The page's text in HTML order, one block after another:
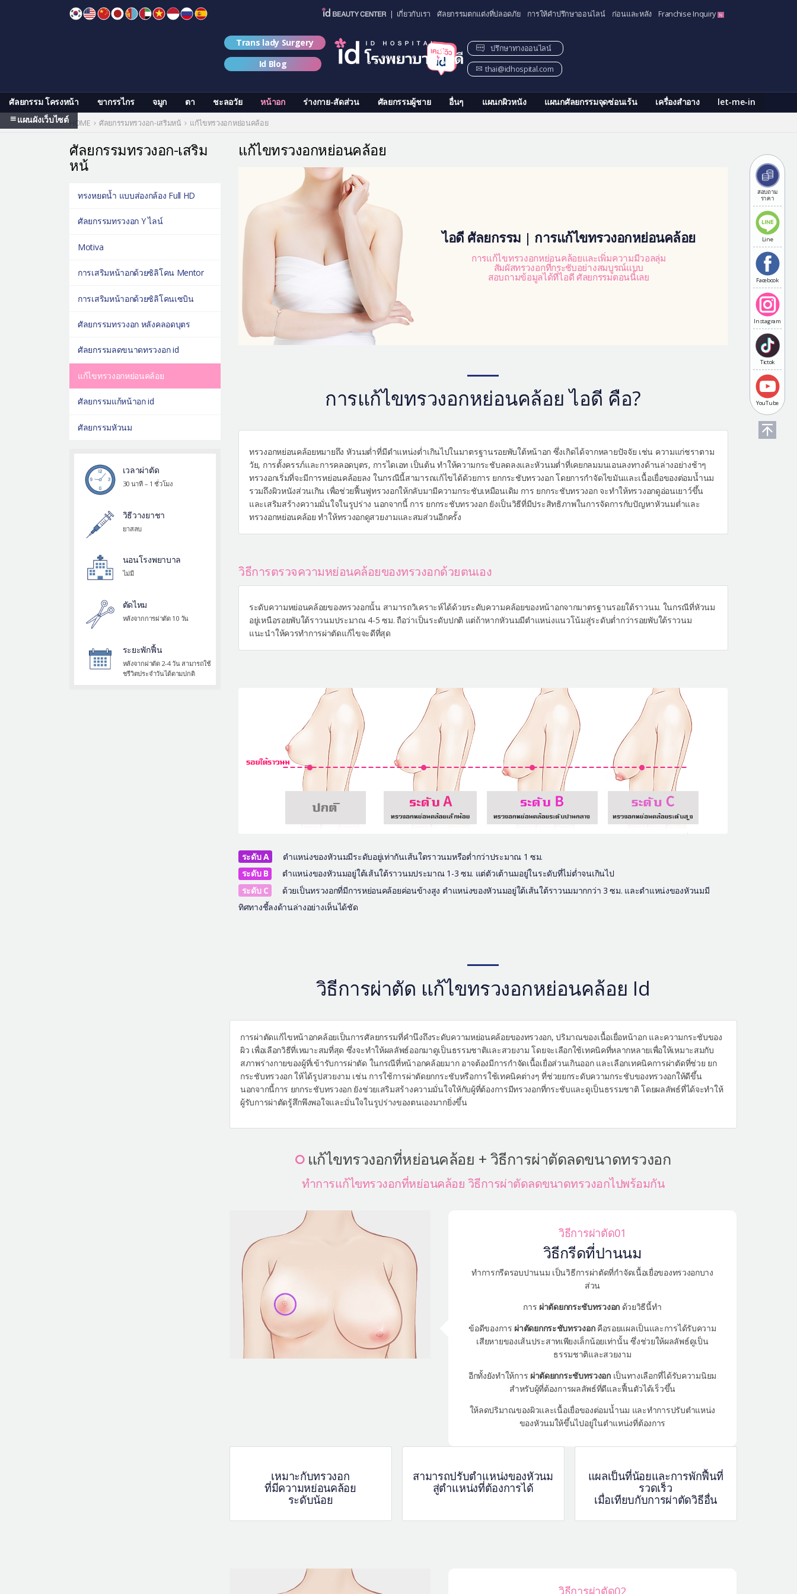
| เกี่ยวกับเรา ศัลยกรรมตกแต่งที่ปลอดภัย การให้คำปรึกษาออนไลน์ ก่อนและหลัง Franchise Inquiry
ศัลยกรรม โครงหน้า ขากรรไกร จมูก ตา ชะลอวัย หน้าอก ร่างกาย-สัดส่วน ศัลยกรรมผู้ชาย อื่นๆ แผนกผิวหนัง แผนกศัลยกรรมจุดซ่อนเร้น เครื่องสำอาง
let-me-in
แผนผังเว็บไซต์
Trans lady Surgery
Id Blog
ปรึกษาทางออนไลน์
thai@idhospital.com
สอบถาม
ราคา
Line
Facebook
Instagram
Tictok
YouTube
HOME ศัลยกรรมทรวงอก-เสริมหน้ แก้ไขทรวงอกหย่อนคล้อย
แก้ไขทรวงอกหย่อนคล้อย
ไอดี ศัลยกรรม | การแก้ไขทรวงอกหย่อนคล้อย
การแก้ไขทรวงอกหย่อนคล้อยและเพิ่มความมีวอลลุ่ม
สัมผัสทรวงอกที่กระชับอย่างสมบูรณ์แบบ
สอบถามข้อมูลได้ที่ไอดี ศัลยกรรมตอนนี้เลย
การแก้ไขทรวงอกหย่อนคล้อย ไอดี คือ?
ทรวงอกหย่อนคล้อยหมายถึง หัวนมต่ำที่มีตำแหน่งต่ำเกินไปในมาตรฐานรอยพับใต้หน้าอก ซึ่งเกิดได้จากหลายปัจจัย เช่น ความแก่ชราตาม
วัย, การตั้งครรภ์และการคลอดบุตร, การไดเอท เป็นต้น ทำให้ความกระชับลดลงและหัวนมต่ำที่เคยกลมมนเอนลงทางด้านล่างอย่างช้าๆ
ทรวงอกเริ่มที่จะมีการหย่อนคล้อยลง ในกรณีนี้สามารถแก้ไขได้ด้วยการ ยกกระชับทรวงอก โดยการกำจัดไขมันและเนื้อเยื่อของต่อมน้ำนม
รวมถึงผิวหนังส่วนเกิน เพื่อช่วยฟื้นฟูทรวงอกให้กลับมามีความกระชับเหมือนเดิม การ ยกกระชับทรวงอก จะทำให้ทรวงอกดูอ่อนเยาว์ขึ้น
และเสริมสร้างความมั่นใจในรูปร่าง นอกจากนี้ การ ยกกระชับทรวงอก ยังเป็นวิธีที่มีประสิทธิภาพในการจัดการกับปัญหาหัวนมต่ำและ
ทรวงอกหย่อนคล้อย ทำให้ทรวงอกดูสวยงามและสมส่วนอีกครั้ง
วิธีการตรวจความหย่อนคล้อยของทรวงอกด้วยตนเอง
ระดับความหย่อนคล้อยของทรวงอกนั้น สามารถวิเคราะห์ได้ด้วยระดับความคล้อยของหน้าอกจากมาตรฐานรอยใต้ราวนม. ในกรณีที่หัวนม
อยู่เหนือรอยพับใต้ราวนมประมาณ 4-5 ซม. ถือว่าเป็นระดับปกติ แต่ถ้าหากหัวนมมีตำแหน่งแนวโน้มสู่ระดับต่ำกว่ารอยพับใต้ราวนม
แนะนำให้ควรทำการผ่าตัดแก้ไขจะดีที่สุด
ระดับ A
ตำแหน่งของหัวนมมีระดับอยู่เท่ากันเส้นใตราวนมหรือต่ำกว่าประมาณ 1 ซม.
ระดับ B
ตำแหน่งของหัวนมอยู่ใต้เส้นใต้ราวนมประมาณ 1-3 ซม. แต่ตัวเต้านมอยู่ในระดับที่ไม่ต่ำจนเกินไป
ระดับ C
ด้วยเป็นทรวงอกที่มีการหย่อนคล้อยค่อนข้างสูง ตำแหน่งของหัวนมอยู่ใต้เส้นใต้ราวนมมากกว่า 3 ซม. และตำแหน่งของหัวนมมี
ทิศทางชี้ลงด้านล่างอย่างเห็นได้ชัด
วิธีการผ่าตัด แก้ไขทรวงอกหย่อนคล้อย Id
การผ่าตัดแก้ไขหน้าอกคล้อยเป็นการศัลยกรรมที่คำนึงถึงระดับความหย่อนคล้อยของทรวงอก, ปริมาณของเนื้อเยื่อหน้าอก และความกระชับของ
ผิว เพื่อเลือกวิธีที่เหมาะสมที่สุด ซึ่งจะทำให้ผลลัพธ์ออกมาดูเป็นธรรมชาติและสวยงาม โดยจะเลือกใช้เทคนิคที่หลากหลายเพื่อให้เหมาะสมกับ
สภาพร่างกายของผู้ที่เข้ารับการผ่าตัด ในกรณีที่หน้าอกคล้อยมาก อาจต้องมีการกำจัดเนื้อเยื่อส่วนเกินออก และเลือกเทคนิคการผ่าตัดที่ช่วย ยก
กระชับทรวงอก ให้ได้รูปสวยงาม เช่น การใช้การผ่าตัดยกกระชับหรือการใช้เทคนิคต่างๆ ที่ช่วยยกระดับความกระชับของทรวงอกให้ดีขึ้น
นอกจากนี้การ ยกกระชับทรวงอก ยังช่วยเสริมสร้างความมั่นใจให้กับผู้ที่ต้องการมีทรวงอกที่กระชับและดูเป็นธรรมชาติ โดยผลลัพธ์ที่ได้จะทำให้
ผู้รับการผ่าตัดรู้สึกพึงพอใจและมั่นใจในรูปร่างของตนเองมากยิ่งขึ้น
แก้ไขทรวงอกที่หย่อนคล้อย + วิธีการผ่าตัดลดขนาดทรวงอก
ทำการแก้ไขทรวงอกที่หย่อนคล้อย วิธีการผ่าตัดลดขนาดทรวงอกไปพร้อมกัน
วิธีการผ่าตัด01
วิธีกรีดที่ปานนม
ทำการกรีดรอบปานนม เป็นวิธีการผ่าตัดที่กำจัดเนื้อเยื่อของทรวงอกบาง
ส่วน
การ ผ่าตัดยกกระชับทรวงอกด้วยวิธีนี้ทำ
ข้อดีของการ ผ่าตัดยกกระชับทรวงอกคือรอยแผลเป็นและการได้รับความ
เสียหายของเส้นประสาทเพียงเล็กน้อยเท่านั้น ซึ่งช่วยให้ผลลัพธ์ดูเป็น
ธรรมชาติและสวยงาม
อีกทั้งยังทำให้การ ผ่าตัดยกกระชับทรวงอกเป็นทางเลือกที่ได้รับความนิยม
สำหรับผู้ที่ต้องการผลลัพธ์ที่ดีและฟื้นตัวได้เร็วขึ้น
ให้ลดปริมาณของผิวและเนื้อเยื่อของต่อมน้ำนม และทำการปรับตำแหน่ง
ของหัวนมให้ขึ้นไปอยู่ในตำแหน่งที่ต้องการ
เหมาะกับทรวงอก
ที่มีความหย่อนคล้อย
ระดับน้อย
สามารถปรับตำแหน่งของหัวนม
สู่ตำแหน่งที่ต้องการได้
แผลเป็นที่น้อยและการพักฟื้นที่
รวดเร็ว
เมื่อเทียบกับการผ่าตัดวิธีอื่น
ศัลยกรรมทรวงอก-เสริม
หน้
ทรงหยดน้ำ แบบส่องกล้อง Full HD
ศัลยกรรมทรวงอก Y ไลน์
Motiva
การเสริมหน้าอกด้วยซิลิโคน Mentor
การเสริมหน้าอกด้วยซิลิโคนเซบิน
ศัลยกรรมทรวงอก หลังคลอดบุตร
ศัลยกรรมลดขนาดทรวงอก id
แก้ไขทรวงอกหย่อนคล้อย
ศัลยกรรมแก้หน้าอก id
ศัลยกรรมหัวนม
เวลาผ่าตัด
30 นาที – 1 ชั่วโมง
วิธีวางยาชา
ยาสลบ
นอนโรงพยาบาล
ไม่มี
ตัดไหม
หลังจากการผ่าตัด 10 วัน
ระยะพักฟื้น
หลังจากผ่าตัด 2-4 วัน สามารถใช้
ชรีวิตประจำวันได้ตามปกติ